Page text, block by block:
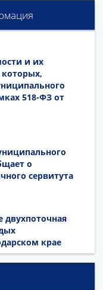
и их
518-ФЗ от
о
сервитута
двухпоточная
крае